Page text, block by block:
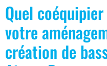
Quel
votre
création de